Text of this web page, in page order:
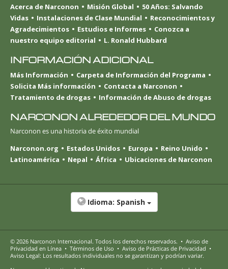
Acerca de Narconon
Misión Global
50 Años: Salvando
Vidas
Instalaciones de Clase Mundial
Reconocimientos y
Agradecimientos
Estudios e Informes
Conozca a
nuestro equipo editorial
L. Ronald Hubbard
INFORMACIÓN ADICIONAL
Más Información
Carpeta de Información del Programa
Solicita Más información
Contacta a Narconon
Tratamiento de drogas
Información de Abuso de drogas
NARCONON ALREDEDOR DEL MUNDO
Narconon es una historia de éxito mundial
Narconon.org
Estados Unidos Europa
Reino Unido
Latinoamérica
Nepal África Ubicaciones de Narconon
Idioma: Spanish
© 2026 Narconon Internacional. Todos los derechos reservados. • Aviso de
Privacidad en Línea • Términos de Uso • Aviso de Prácticas de Privacidad •
Aviso Legal: Los resultados individuales no se garantizan y podrían variar.